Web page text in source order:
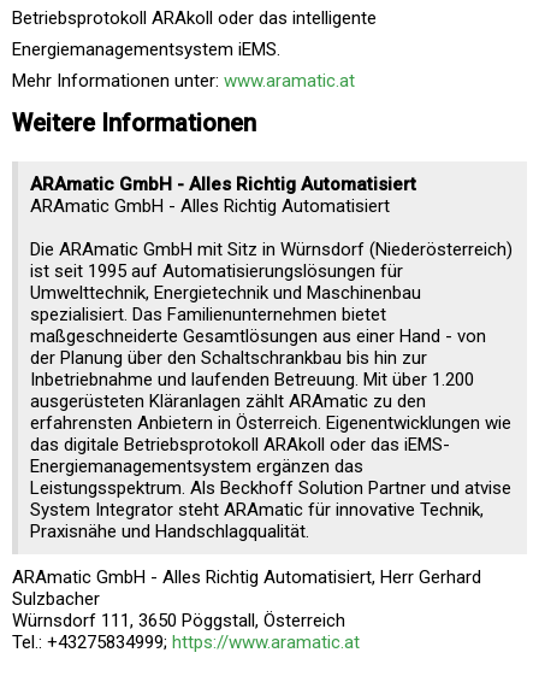
Betriebsprotokoll ARAkoll oder das intelligente
Energiemanagementsystem iEMS.
Mehr Informationen unter: www.aramatic.at
Weitere Informationen
ARAmatic GmbH - Alles Richtig Automatisiert
ARAmatic GmbH - Alles Richtig Automatisiert
Die ARAmatic GmbH mit Sitz in Würnsdorf (Niederösterreich)
ist seit 1995 auf Automatisierungslösungen für
Umwelttechnik, Energietechnik und Maschinenbau
spezialisiert. Das Familienunternehmen bietet
maßgeschneiderte Gesamtlösungen aus einer Hand - von
der Planung über den Schaltschrankbau bis hin zur
Inbetriebnahme und laufenden Betreuung. Mit über 1.200
ausgerüsteten Kläranlagen zählt ARAmatic zu den
erfahrensten Anbietern in Österreich. Eigenentwicklungen wie
das digitale Betriebsprotokoll ARAkoll oder das iEMS-
Energiemanagementsystem ergänzen das
Leistungsspektrum. Als Beckhoff Solution Partner und atvise
System Integrator steht ARAmatic für innovative Technik,
Praxisnähe und Handschlagqualität.
ARAmatic GmbH - Alles Richtig Automatisiert, Herr Gerhard
Sulzbacher
Würnsdorf 111, 3650 Pöggstall, Österreich
Tel.: +43275834999; https://www.aramatic.at